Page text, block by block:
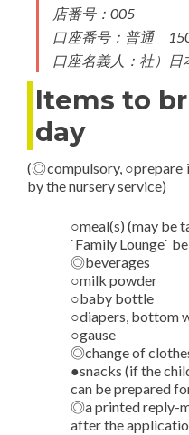
店番号：005
口座番号：普通
口座名義人：社）日
Items to
day
(◎compulsory, ○prepare
by the nursery service)
○meal(s) (may be
`Family Lounge`
◎beverages
○milk powder
○baby bottle
○diapers, bottom
○gause
◎change of
●snacks (if the
can be prepared
◎a printed reply-
after the